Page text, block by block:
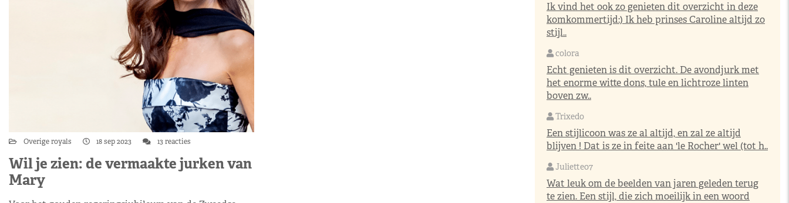
Overige royals 18 sep 2023 13 reacties
Wil je zien: de vermaakte jurken van
Mary
Ik vind het ook zo genieten dit overzicht in deze
komkommertijd:) Ik heb prinses Caroline altijd zo
stijl..
colora
Echt genieten is dit overzicht. De avondjurk met
het enorme witte dons, tule en lichtroze linten
boven zw..
Trixedo
Een stijlicoon was ze al altijd, en zal ze altijd
blijven ! Dat is ze in feite aan 'le Rocher' wel (tot h..
Juliette07
Wat leuk om de beelden van jaren geleden terug
te zien. Een stijl, die zich moeilijk in een woord